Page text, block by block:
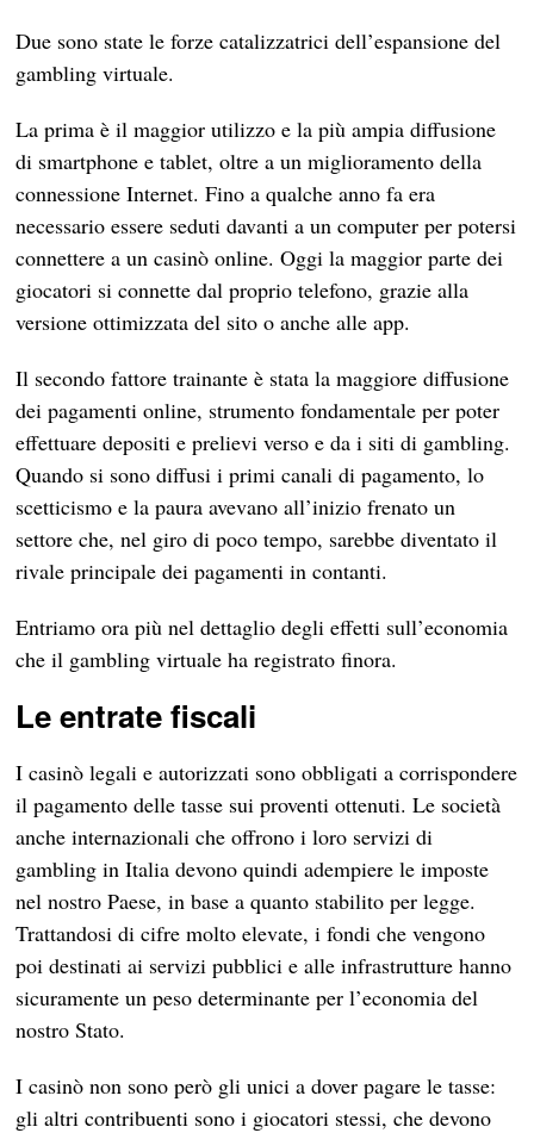
Due sono state le forze catalizzatrici dell’espansione del
gambling virtuale.
La prima è il maggior utilizzo e la più ampia diffusione
di smartphone e tablet, oltre a un miglioramento della
connessione Internet. Fino a qualche anno fa era
necessario essere seduti davanti a un computer per potersi
connettere a un casinò online. Oggi la maggior parte dei
giocatori si connette dal proprio telefono, grazie alla
versione ottimizzata del sito o anche alle app.
Il secondo fattore trainante è stata la maggiore diffusione
dei pagamenti online, strumento fondamentale per poter
effettuare depositi e prelievi verso e da i siti di gambling.
Quando si sono diffusi i primi canali di pagamento, lo
scetticismo e la paura avevano all’inizio frenato un
settore che, nel giro di poco tempo, sarebbe diventato il
rivale principale dei pagamenti in contanti.
Entriamo ora più nel dettaglio degli effetti sull’economia
che il gambling virtuale ha registrato finora.
Le entrate fiscali
I casinò legali e autorizzati sono obbligati a corrispondere
il pagamento delle tasse sui proventi ottenuti. Le società
anche internazionali che offrono i loro servizi di
gambling in Italia devono quindi adempiere le imposte
nel nostro Paese, in base a quanto stabilito per legge.
Trattandosi di cifre molto elevate, i fondi che vengono
poi destinati ai servizi pubblici e alle infrastrutture hanno
sicuramente un peso determinante per l’economia del
nostro Stato.
I casinò non sono però gli unici a dover pagare le tasse:
gli altri contribuenti sono i giocatori stessi, che devono